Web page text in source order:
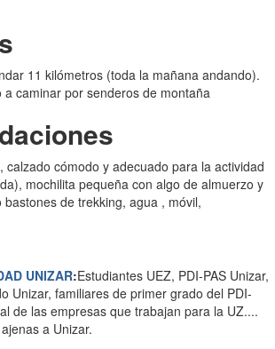
11 kilómetros (toda la mañana andando).
a caminar por senderos de montaña
calzado cómodo y adecuado para la actividad
mochilita pequeña con algo de almuerzo y
bastones de trekking, agua , móvil,
UNIZAR:Estudiantes UEZ, PDI-PAS Unizar,
Unizar, familiares de primer grado del PDI-
de las empresas que trabajan para la UZ....
a Unizar.